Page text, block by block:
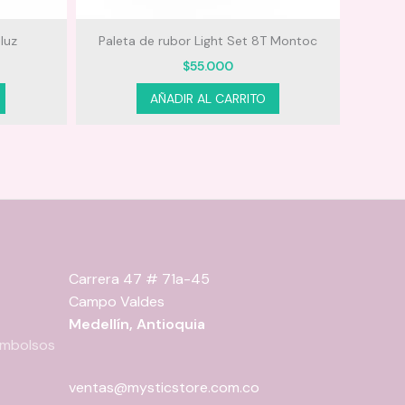
Paleta de rubor Light Set 8T Montoc
$55.000
AÑADIR AL CARRITO
Carrera 47 # 71a-45
Campo Valdes
Medellín, Antioquia
ventas@mysticstore.com.co